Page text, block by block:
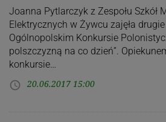
Joanna Pytlarczyk z Zespołu Szkół
Elektrycznych w Żywcu zajęła
Ogólnopolskim Konkursie
polszczyzną na co dzień”.
konkursie…
access_time 20.06.2017 15:00